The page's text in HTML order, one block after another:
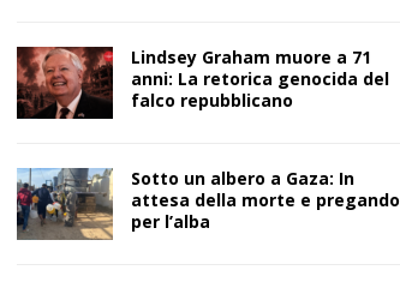
Lindsey Graham muore a 71
anni: La retorica genocida del
falco repubblicano
Sotto un albero a Gaza: In
attesa della morte e pregando
per l’alba